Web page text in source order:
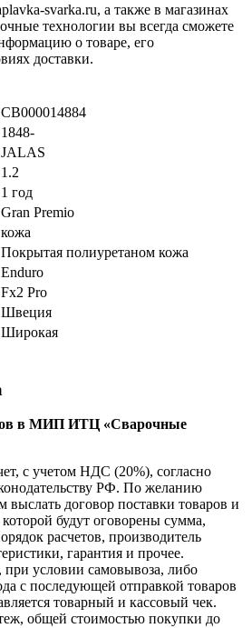
svarka.ru, а также в магазинах
технологии вы всегда сможете
о товаре, его
доставки.
СВ000014884
1848-
JALAS
1.2
1 год
Gran Premio
кожа
Покрытая полиуретаном кожа
Enduro
Fx2 Pro
Швеция
Широкая
в МИП ИТЦ «Сварочные
с учетом НДС (20%), согласно
РФ. По желанию
договор поставки товаров и
будут оговорены сумма,
расчетов, производитель
гарантия и прочее.
условии самовывоза, либо
с последующей отправкой товаров
товарный и кассовый чек.
общей стоимостью покупки до